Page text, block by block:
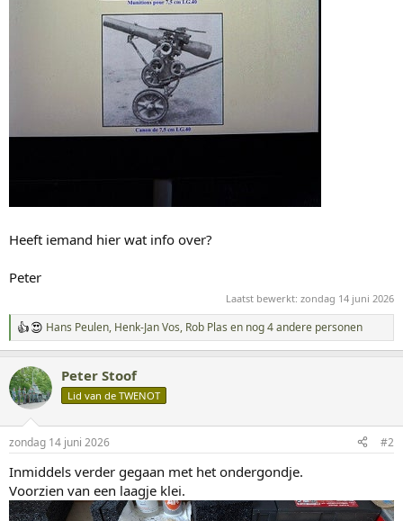
Heeft iemand hier wat info over?
Peter
Laatst bewerkt: zondag 14 juni 2026
W
a
r
d
e
n
e
n
:
Hans Peulen, Henk-Jan Vos, Rob Plas en nog 4 andere personen
Peter Stoof
Lid van de TWENOT
zondag 14 juni 2026 #2
Inmiddels verder gegaan met het ondergondje.
Voorzien van een laagje klei.